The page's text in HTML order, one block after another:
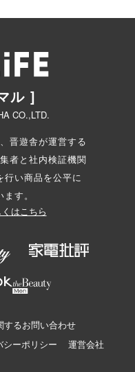
ル ]
CO.,LTD.
晋遊舎が運営する
者と社内検証機関
い商品を公平に
す。
はこちら
するお問い合わせ
シーポリシー 運営会社